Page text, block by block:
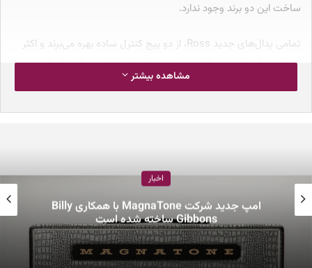
ساخت این دو برند وجود ندارد.
تمامی پدال‌های جدید Ross، از دو پیچ کنترل ساده بهره می‌برند و اکثر
آن‌ها به دکمه تغییر حالت نیز مجهز شده‌اند. تمامی پدال های کمپرسور،
مشاهده بیشتر
اخبار
امپ جدید شرکت MagnaTone با همکاری Billy
Gibbons ساخته شده است